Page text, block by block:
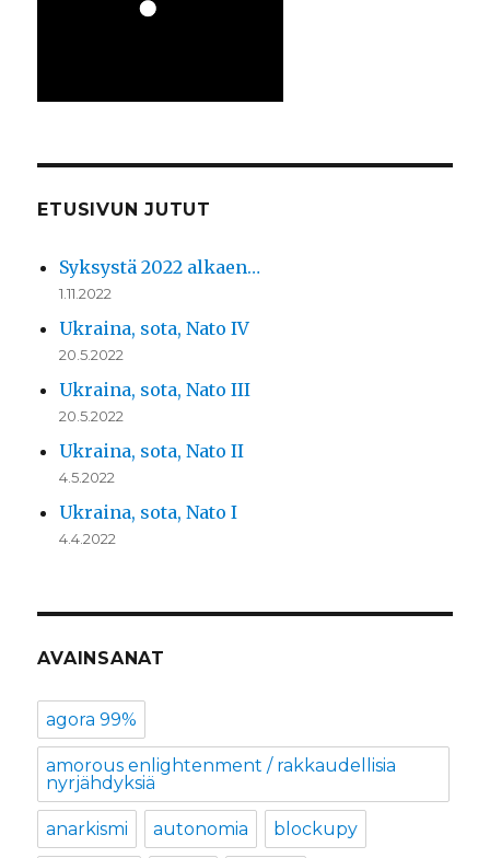
ETUSIVUN JUTUT
Syksystä 2022 alkaen…
1.11.2022
Ukraina, sota, Nato IV
20.5.2022
Ukraina, sota, Nato III
20.5.2022
Ukraina, sota, Nato II
4.5.2022
Ukraina, sota, Nato I
4.4.2022
AVAINSANAT
agora 99%
amorous enlightenment / rakkaudellisia
nyrjähdyksiä
anarkismi autonomia blockupy